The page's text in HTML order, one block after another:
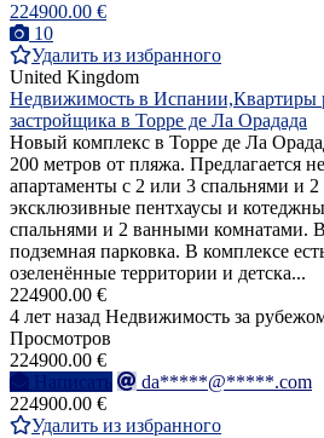
224900.00 €
10
Удалить из избранного
United Kingdom
Недвижимость в Испании,Квартиры
застройщика в Торре де Ла Орадада
Новый комплекс в Торре де Ла
200 метров от пляжа. Предлагается
апартаменты с 2 или 3 спальнями и
эксклюзивные пентхаусы и
спальнями и 2 ванными комнатами.
подземная парковка. В комплексе
озеленённые территории и детска...
224900.00 €
4 лет назад Недвижимость за
Просмотров
224900.00 €
Написать
da*****@*****.com
224900.00 €
Удалить из избранного